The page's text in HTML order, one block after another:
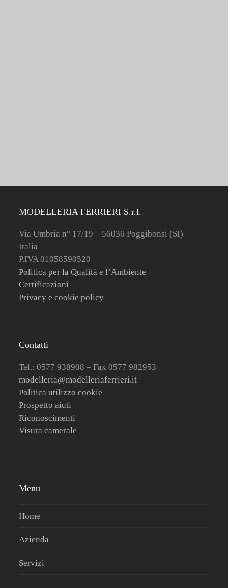
MODELLERIA FERRIERI S.r.l.
Via Umbria n° 17/19 – 56036 Poggibonsi (SI) –
Italia
P.IVA 01058590520
Politica per la Qualità e l’Ambiente
Certificazioni
Privacy e cookie policy
Contatti
Tel.: 0577 938908 – Fax 0577 982953
modelleria@modelleriaferrieri.it
Politica utilizzo cookie
Prospetto aiuti
Riconoscimenti
Visura camerale
Menu
Home
Azienda
Servizi